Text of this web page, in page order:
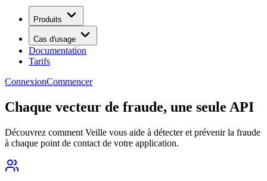
Produits
Cas d'usage
Documentation
Tarifs
ConnexionCommencer
Chaque vecteur de fraude, une seule API
Découvrez comment Veille vous aide à détecter et prévenir la fraude
à chaque point de contact de votre application.